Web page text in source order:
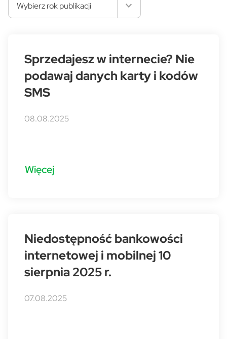
Wybierz rok publikacji
Sprzedajesz w internecie? Nie
podawaj danych karty i kodów
SMS
08.08.2025
Więcej
Niedostępność bankowości
internetowej i mobilnej 10
sierpnia 2025 r.
07.08.2025